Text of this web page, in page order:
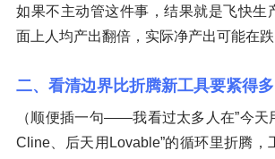
如果不主动管这件事，结果就是飞快生
面上人均产出翻倍，实际净产出可能在跌
二、看清边界比折腾新工具要紧得多
（顺便插一句——我看过太多人在”今天
Cline、后天用Lovable”的循环里折腾，